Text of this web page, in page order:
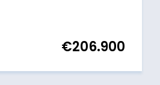
€206.900